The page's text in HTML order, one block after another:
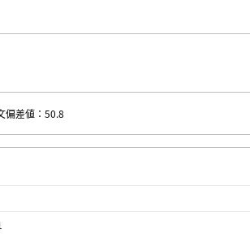
偏差値：50.8